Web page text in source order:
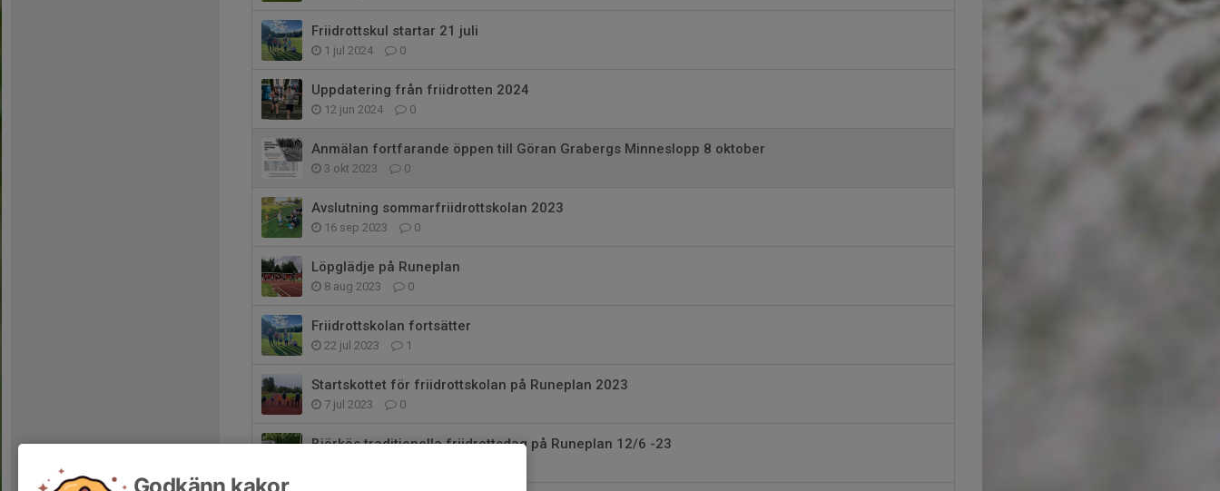
Friidrottskul startar 21 juli
1 jul 2024 0
Uppdatering från friidrotten 2024
12 jun 2024 0
Anmälan fortfarande öppen till Göran Grabergs Minneslopp 8 oktober
3 okt 2023 0
Avslutning sommarfriidrottskolan 2023
16 sep 2023 0
Löpglädje på Runeplan
8 aug 2023 0
Friidrottskolan fortsätter
22 jul 2023 1
Startskottet för friidrottskolan på Runeplan 2023
7 jul 2023 0
Björkös traditionella friidrottsdag på Runeplan 12/6 -23